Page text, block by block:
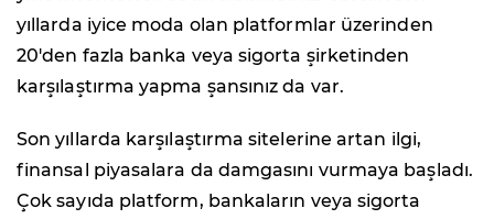
yıllarda iyice moda olan platformlar üzerinden
20'den fazla banka veya sigorta şirketinden
karşılaştırma yapma şansınız da var.
Son yıllarda karşılaştırma sitelerine artan ilgi,
finansal piyasalara da damgasını vurmaya başladı.
Çok sayıda platform, bankaların veya sigorta